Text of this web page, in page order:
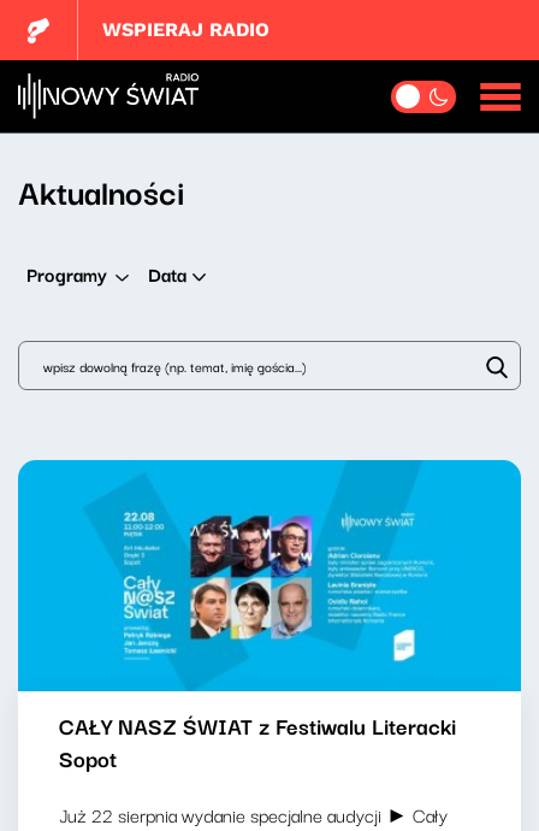
WSPIERAJ RADIO
Aktualności
Programy Data
CAŁY NASZ ŚWIAT z Festiwalu Literacki
Sopot
Już 22 sierpnia wydanie specjalne audycji ► Cały